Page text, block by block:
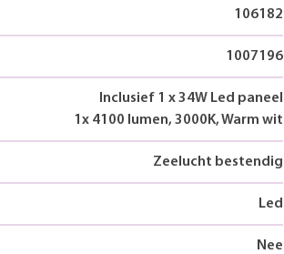
106182
1007196
Inclusief 1 x 34W Led paneel
1x 4100 lumen, 3000K, Warm wit
Zeelucht bestendig
Led
Nee